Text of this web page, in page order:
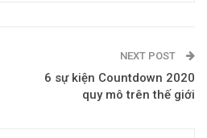
NEXT POST
6 sự kiện Countdown 2020
quy mô trên thế giới